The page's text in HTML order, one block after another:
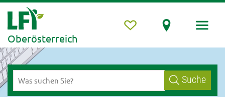
Oberösterreich
Suche